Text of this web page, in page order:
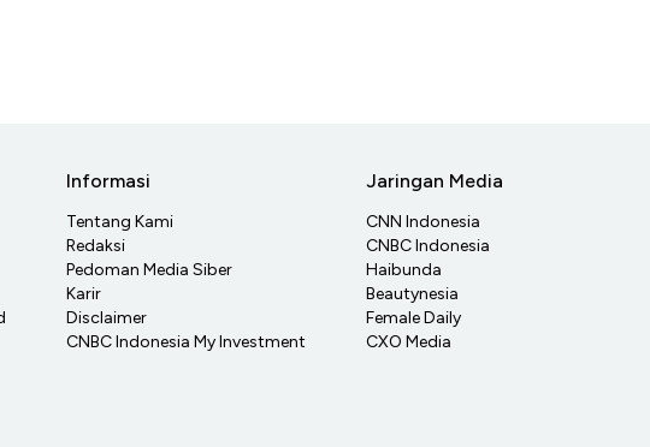
Informasi
Tentang Kami
Redaksi
Pedoman Media Siber
Karir
Disclaimer
CNBC Indonesia My Investment
Jaringan Media
CNN Indonesia
CNBC Indonesia
Haibunda
Beautynesia
Female Daily
CXO Media